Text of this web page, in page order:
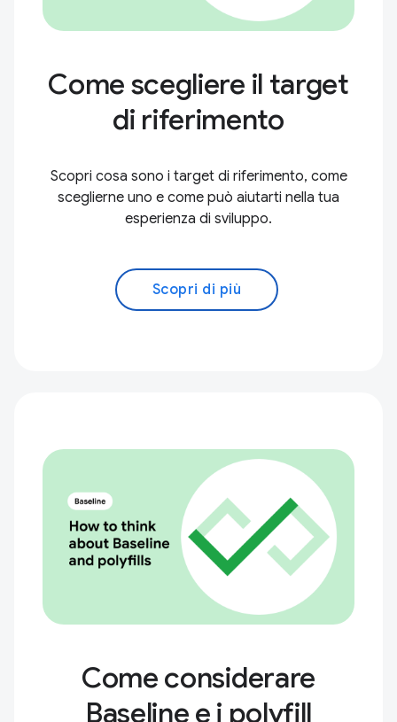
Come scegliere il target
di riferimento
Scopri cosa sono i target di riferimento, come
sceglierne uno e come può aiutarti nella tua
esperienza di sviluppo.
Scopri di più
Come considerare
Baseline e i polyfill